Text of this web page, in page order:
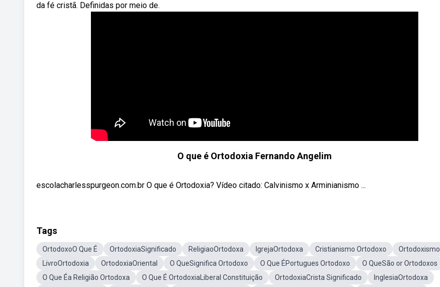
da fé cristã. Definidas por meio de.
O que é Ortodoxia Fernando Angelim
escolacharlesspurgeon.com.br O que é Ortodoxia? Vídeo citado: Calvinismo x Arminianismo ...
Tags
OrtodoxoO Que É OrtodoxiaSignificado ReligiaoOrtodoxa IgrejaOrtodoxa Cristianismo Ortodoxo
Ortodoxismo
LivroOrtodoxia
OrtodoxiaOriental O QueSignifica Ortodoxo O Que ÉPortugues Ortodoxo
O QueSão or Ortodoxos
O Que Éa Religião Ortodoxa
O Que É OrtodoxiaLiberal Constituição OrtodoxiaCrista Significado
InglesiaOrtodoxa